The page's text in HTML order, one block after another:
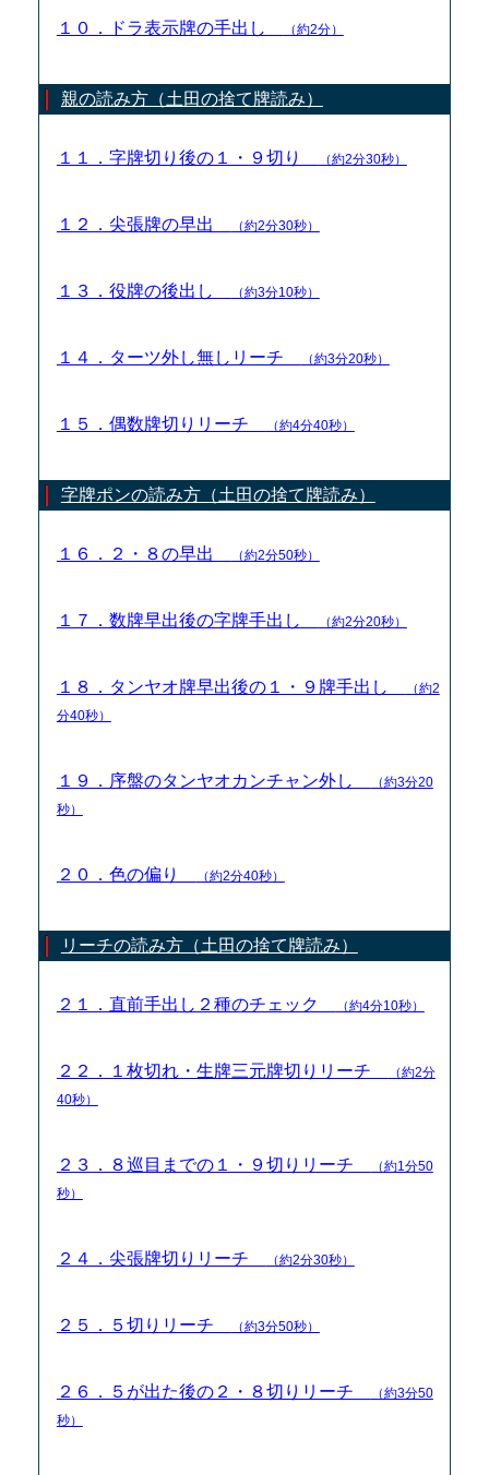
１０．ドラ表示牌の手出し （約2分）
親の読み方（土田の捨て牌読み）
１１．字牌切り後の１・９切り （約2分30秒）
１２．尖張牌の早出 （約2分30秒）
１３．役牌の後出し （約3分10秒）
１４．ターツ外し無しリーチ （約3分20秒）
１５．偶数牌切りリーチ （約4分40秒）
字牌ポンの読み方（土田の捨て牌読み）
１６．２・８の早出 （約2分50秒）
１７．数牌早出後の字牌手出し （約2分20秒）
１８．タンヤオ牌早出後の１・９牌手出し
（約2
分40秒）
１９．序盤のタンヤオカンチャン外し
（約3分20
秒）
２０．色の偏り （約2分40秒）
リーチの読み方（土田の捨て牌読み）
２１．直前手出し２種のチェック （約4分10秒）
２２．１枚切れ・生牌三元牌切りリーチ
（約2分
40秒）
２３．８巡目までの１・９切りリーチ
（約1分50
秒）
２４．尖張牌切りリーチ （約2分30秒）
２５．５切りリーチ （約3分50秒）
２６．５が出た後の２・８切りリーチ
（約3分50
秒）